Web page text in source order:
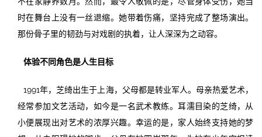
时在舞台上没有一丝退缩。她带着伤痛，坚持完成了整场演出。
那份骨子里的韧劲与对戏剧的执着，让人深深为之动容。
体验不同角色是人生目标
1991年，芝绮出生于上海，父母都是转业军人。母亲热爱艺术，
经常参加文艺活动，如今是一名武术教练。耳濡目染的芝绮，从
小便展现出对艺术的浓厚兴趣。幸运的是，家人始终支持她的梦